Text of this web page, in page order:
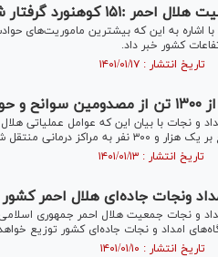
شده در ارتفاعات در ایام نوروز نجات داده شدند
کشور خبر داد.
به مراکز درمانی منتقل شدند.
ونجات جاده‌ای هلال احمر
و نجات جمعیت هلال احمر جمهوری
امداد و نجات جاده‌ای کشور توزیع